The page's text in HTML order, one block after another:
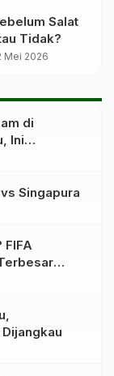
Salat
Tidak?
Mei 2026
di
Ini
Singapura